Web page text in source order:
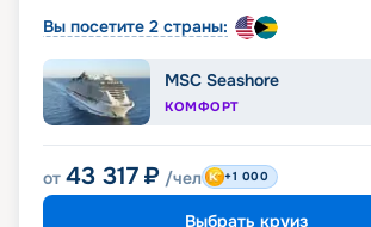
Вы посетите 2 страны:
MSC Seashore
КОМФОРТ
от 43 317 ₽ /чел +1 000
Выбрать круиз